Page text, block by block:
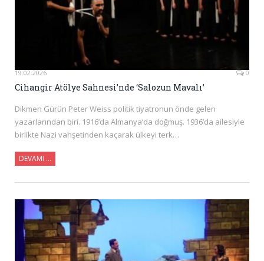
19.02.2026 0
Cihangir Atölye Sahnesi’nde ‘Salozun Mavalı’
Dikmen Gürün Peter Weiss politik tiyatronun önde gelen
yazarlarından biri. 1916’da Almanya’da doğmuş. 1936’da ailesiyle
birlikte Nazi vahşetinden kaçarak ülkeyi terk…
DEVAMI …